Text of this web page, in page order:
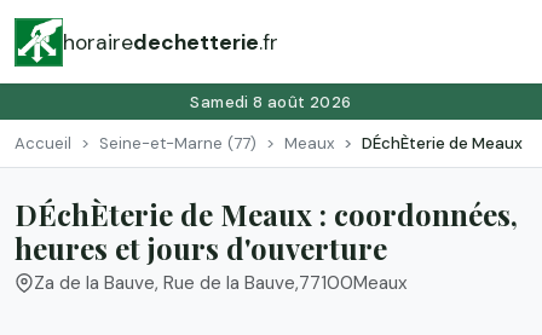
horairedechetterie.fr
Samedi 8 août 2026
Accueil Seine-et-Marne (77) Meaux DÉchÈterie de Meaux
DÉchÈterie de Meaux : coordonnées,
heures et jours d'ouverture
Za de la Bauve, Rue de la Bauve,77100Meaux